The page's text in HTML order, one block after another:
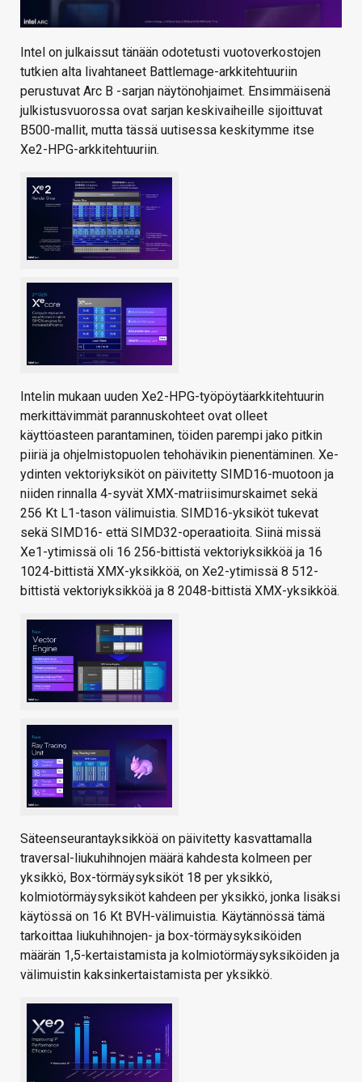
Intel on julkaissut tänään odotetusti vuotoverkostojen
tutkien alta livahtaneet Battlemage-arkkitehtuuriin
perustuvat Arc B -sarjan näytönohjaimet. Ensimmäisenä
julkistusvuorossa ovat sarjan keskivaiheille sijoittuvat
B500-mallit, mutta tässä uutisessa keskitymme itse
Xe2-HPG-arkkitehtuuriin.
Intelin mukaan uuden Xe2-HPG-työpöytäarkkitehtuurin
merkittävimmät parannuskohteet ovat olleet
käyttöasteen parantaminen, töiden parempi jako pitkin
piiriä ja ohjelmistopuolen tehohävikin pienentäminen. Xe-
ydinten vektoriyksiköt on päivitetty SIMD16-muotoon ja
niiden rinnalla 4-syvät XMX-matriisimurskaimet sekä
256 Kt L1-tason välimuistia. SIMD16-yksiköt tukevat
sekä SIMD16- että SIMD32-operaatioita. Siinä missä
Xe1-ytimissä oli 16 256-bittistä vektoriyksikköä ja 16
1024-bittistä XMX-yksikköä, on Xe2-ytimissä 8 512-
bittistä vektoriyksikköä ja 8 2048-bittistä XMX-yksikköä.
Säteenseurantayksikköä on päivitetty kasvattamalla
traversal-liukuhihnojen määrä kahdesta kolmeen per
yksikkö, Box-törmäysyksiköt 18 per yksikkö,
kolmiotörmäysyksiköt kahdeen per yksikkö, jonka lisäksi
käytössä on 16 Kt BVH-välimuistia. Käytännössä tämä
tarkoittaa liukuhihnojen- ja box-törmäysyksiköiden
määrän 1,5-kertaistamista ja kolmiotörmäysyksiköiden ja
välimuistin kaksinkertaistamista per yksikkö.